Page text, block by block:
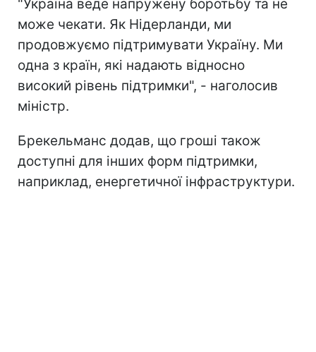
"Україна веде напружену боротьбу та не
може чекати. Як Нідерланди, ми
продовжуємо підтримувати Україну. Ми
одна з країн, які надають відносно
високий рівень підтримки", - наголосив
міністр.
Брекельманс додав, що гроші також
доступні для інших форм підтримки,
наприклад, енергетичної інфраструктури.